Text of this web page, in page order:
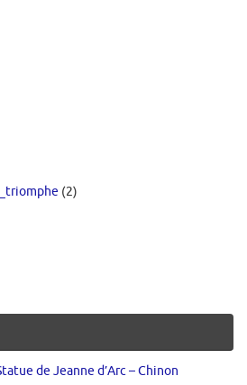
(2)
de Jeanne d’Arc – Chinon